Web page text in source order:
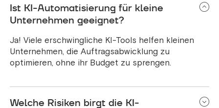
Ist KI-Automatisierung für kleine
Unternehmen geeignet?
Ja! Viele erschwingliche KI-Tools helfen kleinen
Unternehmen, die Auftragsabwicklung zu
optimieren, ohne ihr Budget zu sprengen.
Welche Risiken birgt die KI-